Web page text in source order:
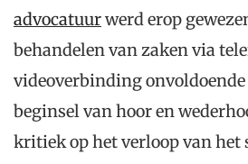
advocatuurwerd erop
behandelen van zaken via
videoverbinding
beginsel van hoor en
kritiek op het verloop van het